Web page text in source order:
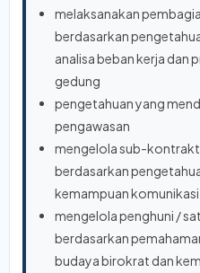
melaksanakan
berdasarkan
analisa beban kerja dan
gedung
pengetahuan yang
pengawasan
mengelola sub-
berdasarkan
kemampuan
mengelola penghuni /
berdasarkan
budaya birokrat dan